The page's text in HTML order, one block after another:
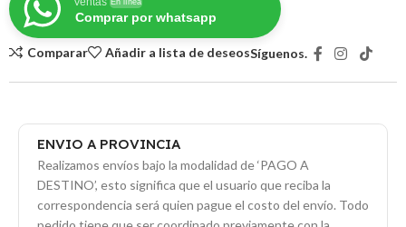
En línea
Comprar por whatsapp
Comparar Añadir a lista de deseosSíguenos.
ENVIO A PROVINCIA
Realizamos envíos bajo la modalidad de ‘PAGO A
DESTINO’, esto significa que el usuario que reciba la
correspondencia será quien pague el costo del envío. Todo